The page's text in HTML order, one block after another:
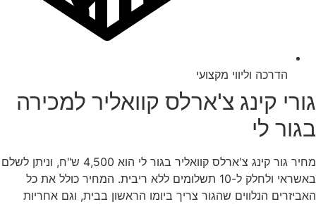
הדרכה וליווי מקצועי
גורי קינג צ'ארלס קוואליר למכירה
בגור לי
מחיר גור קינג צ'ארלס קוואליר בגור לי הוא 4,500 ש"ח, וניתן לשלם
באשראי ולחלק ל-10 תשלומים ללא ריבית. המחיר כולל את כל
האביזרים הנלווים שהגור צריך ביומו הראשון בבית, וגם אחריות